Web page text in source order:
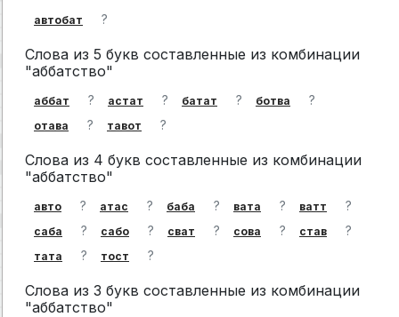
автобат ?
Слова из 5 букв составленные из комбинации
"аббатство"
аббат ? астат ? батат ? ботва ?
отава ? тавот ?
Слова из 4 букв составленные из комбинации
"аббатство"
авто ? атас ? баба ? вата ? ватт ?
саба ? сабо ? сват ? сова ? став ?
тата ? тост ?
Слова из 3 букв составленные из комбинации
"аббатство"